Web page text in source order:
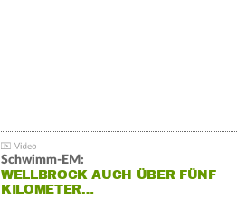
Schwimm-EM:
WELLBROCK AUCH ÜBER FÜNF
KILOMETER…